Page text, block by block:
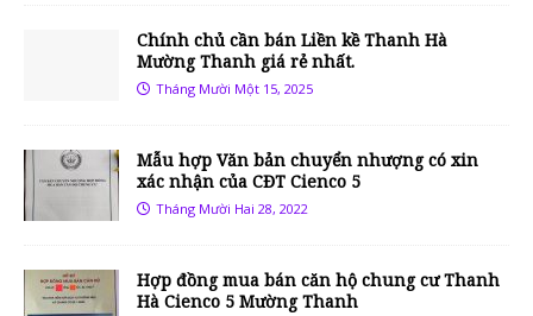
Chính chủ cần bán Liền kề Thanh Hà
Mường Thanh giá rẻ nhất.
Tháng Mười Một 15, 2025
Mẫu hợp Văn bản chuyển nhượng có xin
xác nhận của CĐT Cienco 5
Tháng Mười Hai 28, 2022
Hợp đồng mua bán căn hộ chung cư Thanh
Hà Cienco 5 Mường Thanh